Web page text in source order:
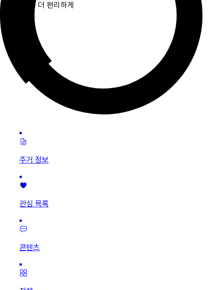
지블 앱에서 더 편리하게
앱 열기
주거 정보
관심 목록
콘텐츠